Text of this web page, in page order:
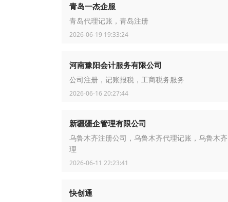
青岛一杰企服
青岛代理记账，青岛注册
2026-06-19 19:33:24
河南豫阳会计服务有限公司
公司注册，记账报税，工商税务服务
2026-06-16 20:27:44
新疆疆企管理有限公司
乌鲁木齐注册公司，乌鲁木齐代理记账，乌鲁木
理
2026-06-11 22:23:41
快创通